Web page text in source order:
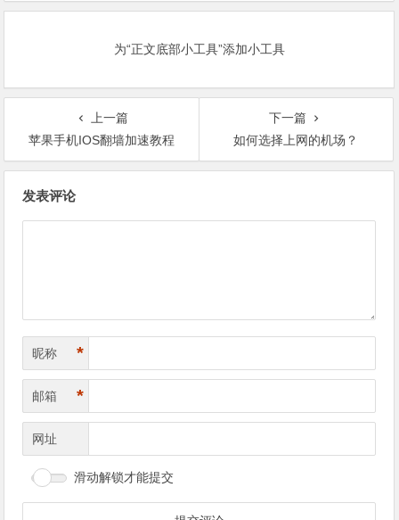
为“正文底部小工具”添加小工具
上一篇
苹果手机IOS翻墙加速教程
下一篇
如何选择上网的机场？
发表评论
昵称 *
邮箱 *
网址
滑动解锁才能提交